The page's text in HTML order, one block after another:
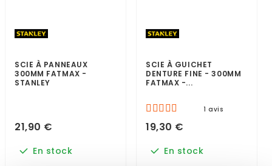
SCIE À PANNEAUX
300MM FATMAX -
STANLEY
21,90 €
En stock
SCIE À GUICHET
DENTURE FINE - 300MM
FATMAX -...
1 avis
19,30 €
En stock